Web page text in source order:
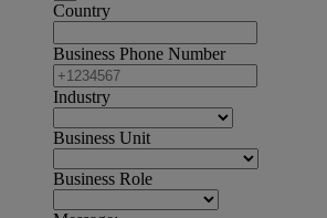
Country
Business Phone Number
Industry
Business Unit
Business Role